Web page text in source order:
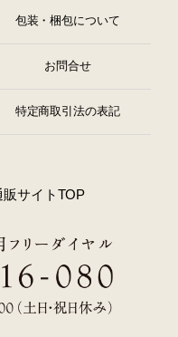
包装・梱包について
お問合せ
特定商取引法の表記
サイトTOP